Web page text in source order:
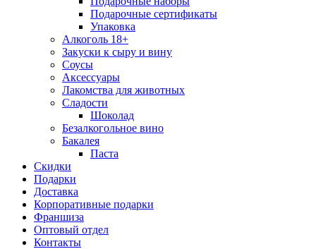
Подарочные сертификаты
Упаковка
Алкоголь 18+
Закуски к сыру и вину
Соусы
Аксессуары
Лакомства для животных
Сладости
Шоколад
Безалкогольное вино
Бакалея
Паста
Скидки
Подарки
Доставка
Корпоративные подарки
Франшиза
Оптовый отдел
Контакты